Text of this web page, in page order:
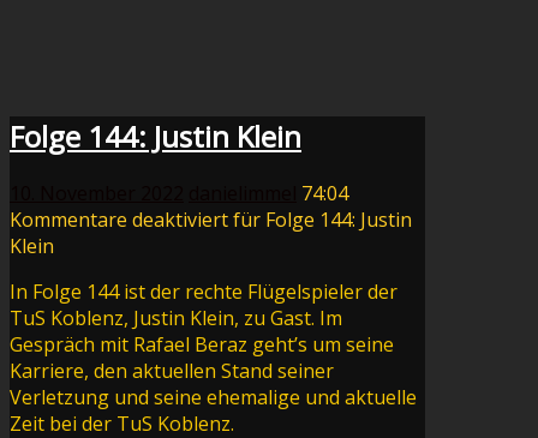
Folge 144: Justin Klein
74:04
Kommentare deaktiviertfür Folge 144: Justin
Klein
In Folge 144 ist der rechte Flügelspieler der
TuS Koblenz, Justin Klein, zu Gast. Im
Gespräch mit Rafael Beraz geht’s um seine
Karriere, den aktuellen Stand seiner
Verletzung und seine ehemalige und aktuelle
Zeit bei der TuS Koblenz.